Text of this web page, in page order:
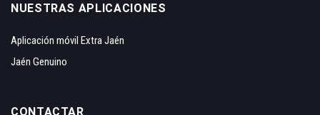
NUESTRAS APLICACIONES
Aplicación móvil Extra Jaén
Jaén Genuino
CONTACTAR